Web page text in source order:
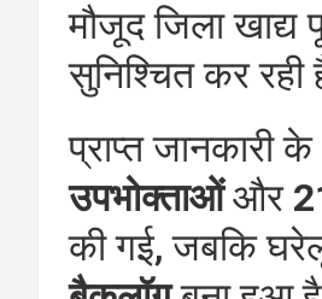
मौजूद जिला खाद्य
सुनिश्चित कर रही
प्राप्त जानकारी
उपभोक्ताओंऔर
की गई, जबकि